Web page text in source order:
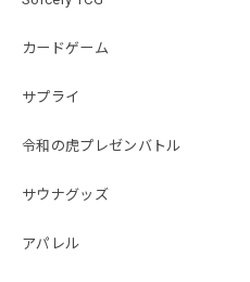
カードゲーム
サプライ
令和の虎プレゼンバトル
サウナグッズ
アパレル